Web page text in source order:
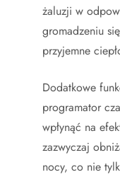
żaluzji w
gromadzeniu
przyjemne
Dodatkowe
programator
wpłynąć na
zazwyczaj
nocy, co nie